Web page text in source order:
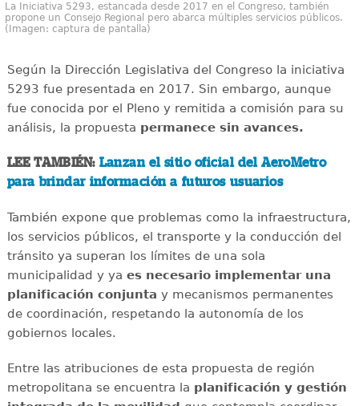
La Iniciativa 5293, estancada desde 2017 en el Congreso, también
propone un Consejo Regional pero abarca múltiples servicios públicos.
(Imagen: captura de pantalla)
Según la Dirección Legislativa del Congreso la iniciativa
5293 fue presentada en 2017. Sin embargo, aunque
fue conocida por el Pleno y remitida a comisión para su
análisis, la propuesta permanece sin avances.
LEE TAMBIÉN: Lanzan el sitio oficial del AeroMetro
para brindar información a futuros usuarios
También expone que problemas como la infraestructura,
los servicios públicos, el transporte y la conducción del
tránsito ya superan los límites de una sola
municipalidad y ya es necesario implementar una
planificación conjunta y mecanismos permanentes
de coordinación, respetando la autonomía de los
gobiernos locales.
Entre las atribuciones de esta propuesta de región
metropolitana se encuentra la planificación y gestión